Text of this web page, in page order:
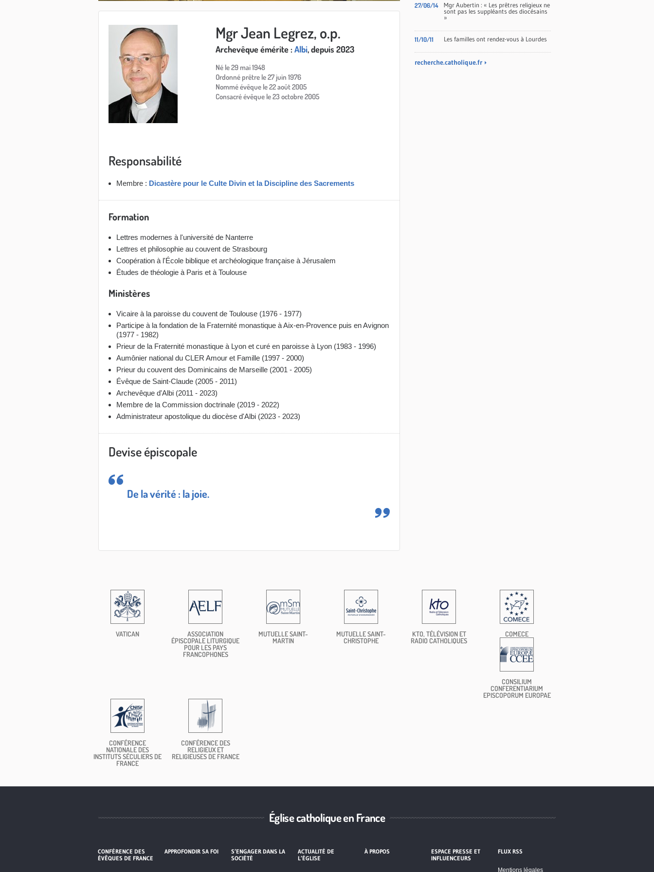
Mgr Jean Legrez, o.p.
Archevêque émérite :Albi, depuis 2023
Né le 29 mai 1948
Ordonné prêtre le 27 juin 1976
Nommé évêque le 22 août 2005
Consacré évêque le 23 octobre 2005
Responsabilité
Membre : Dicastère pour le Culte Divin et la Discipline des Sacrements
Formation
Lettres modernes à l'université de Nan­terre
Lettres et philosophie au couvent de Strasbourg
Coopération à l'École biblique et archéologique française à Jérusalem
Études de théologie à Paris et à Toulouse
Ministères
Vicaire à la paroisse du couvent de Toulouse (1976 - 1977)
Participe à la fondation de la Fraternité monastique à Aix-en-Provence puis en Avignon
(1977 - 1982)
Prieur de la Fraternité monastique à Lyon et curé en paroisse à Lyon (1983 - 1996)
Aumônier national du CLER Amour et Famille (1997 - 2000)
Prieur du couvent des Dominicains de Marseille (2001 - 2005)
Évêque de Saint-Claude (2005 - 2011)
Archevêque d'Albi (2011 - 2023)
Membre de la Commission doctrinale (2019 - 2022)
Administrateur apostolique du diocèse d'Albi (2023 - 2023)
Devise épiscopale
De la vérité : la joie.
27/06/14
Mgr Aubertin : « Les prêtres religieux ne
sont pas les suppléants des diocésains
»
11/10/11 Les familles ont rendez-vous à Lourdes
recherche.catholique.fr
VATICAN
ASSOCIATION
ÉPISCOPALE LITURGIQUE
POUR LES PAYS
FRANCOPHONES
MUTUELLE SAINT-
MARTIN
MUTUELLE SAINT-
CHRISTOPHE
KTO, TÉLÉVISION ET
RADIO CATHOLIQUES
COMECE
CONSILIUM
CONFERENTIARIUM
EPISCOPORUM EUROPAE
CONFÉRENCE
NATIONALE DES
INSTITUTS SÉCULIERS DE
FRANCE
CONFÉRENCE DES
RELIGIEUX ET
RELIGIEUSES DE FRANCE
Église catholique en France
CONFÉRENCE DES
ÉVÊQUES DE FRANCE
APPROFONDIR SA FOI
S’ENGAGER DANS LA
SOCIÉTÉ
ACTUALITÉ DE
L’ÉGLISE
À PROPOS
ESPACE PRESSE ET
INFLUENCEURS
FLUX RSS
Mentions légales